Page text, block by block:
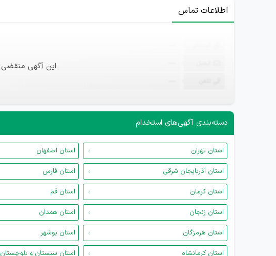
اطلاعات تماس
این آگهی منقضی
دسته‌بندی آگهی‌های استخدام
استان تهران استان اصفهان
استان آذربایجان شرقی
استان فارس
استان کرمان
استان قم
استان زنجان
استان همدان
استان هرمزگان
استان بوشهر
استان کرمانشاه
استان سیستان و بلوچستان